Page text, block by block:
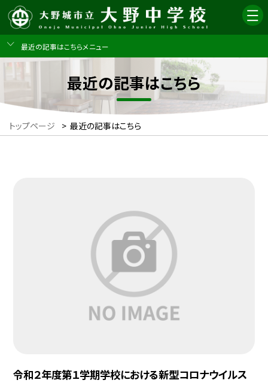
最近の記事はこちらメニュー
最近の記事はこちら
トップページ > 最近の記事はこちら
令和２年度第１学期学校における新型コロナウイルス